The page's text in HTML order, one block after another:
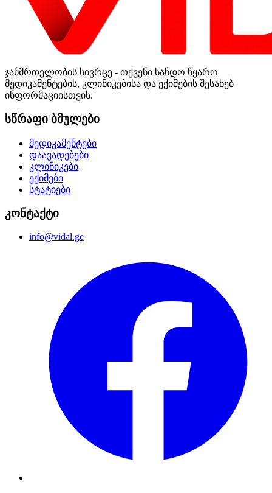
ჯანმრთელობის სივრცე - თქვენი სანდო წყარო
მედიკამენტების, კლინიკებისა და ექიმების შესახებ
ინფორმაციისთვის.
სწრაფი ბმულები
მედიკამენტები
დაავადებები
კლინიკები
ექიმები
სტატიები
კონტაქტი
info@vidal.ge